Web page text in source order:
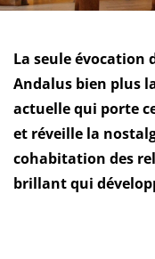
La seule évocation
Andalus bien plus
actuelle qui porte
et réveille la
cohabitation des
brillant qui